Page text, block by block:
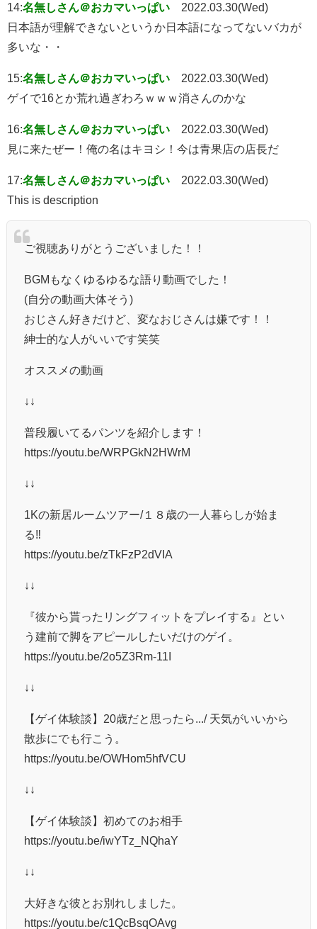
14:名無しさん＠おカマいっぱい
2022.03.30(Wed)
日本語が理解できないというか日本語になってないバカが
多いな・・
15:名無しさん＠おカマいっぱい
2022.03.30(Wed)
ゲイで16とか荒れ過ぎわろｗｗｗ消さんのかな
16:名無しさん＠おカマいっぱい
2022.03.30(Wed)
見に来たぜー！俺の名はキヨシ！今は青果店の店長だ
17:名無しさん＠おカマいっぱい
2022.03.30(Wed)
This is description
ご視聴ありがとうございました！！
BGMもなくゆるゆるな語り動画でした！
(自分の動画大体そう)
おじさん好きだけど、変なおじさんは嫌です！！
紳士的な人がいいです笑笑
オススメの動画
↓↓
普段履いてるパンツを紹介します！
https://youtu.be/WRPGkN2HWrM
↓↓
1Kの新居ルームツアー/１８歳の一人暮らしが始ま
る‼︎
https://youtu.be/zTkFzP2dVIA
↓↓
『彼から貰ったリングフィットをプレイする』とい
う建前で脚をアピールしたいだけのゲイ。
https://youtu.be/2o5Z3Rm-11I
↓↓
【ゲイ体験談】20歳だと思ったら.../ 天気がいいから
散歩にでも行こう。
https://youtu.be/OWHom5hfVCU
↓↓
【ゲイ体験談】初めてのお相手
https://youtu.be/iwYTz_NQhaY
↓↓
大好きな彼とお別れしました。
https://youtu.be/c1QcBsqOAvg